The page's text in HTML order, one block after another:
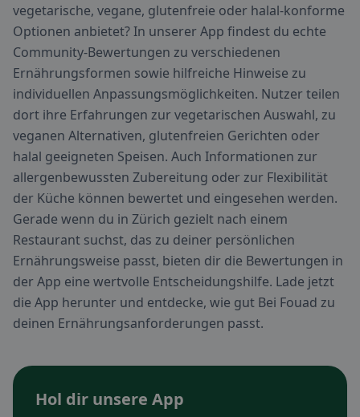
vegetarische, vegane, glutenfreie oder halal-konforme
Optionen anbietet? In unserer App findest du echte
Community-Bewertungen zu verschiedenen
Ernährungsformen sowie hilfreiche Hinweise zu
individuellen Anpassungsmöglichkeiten. Nutzer teilen
dort ihre Erfahrungen zur vegetarischen Auswahl, zu
veganen Alternativen, glutenfreien Gerichten oder
halal geeigneten Speisen. Auch Informationen zur
allergenbewussten Zubereitung oder zur Flexibilität
der Küche können bewertet und eingesehen werden.
Gerade wenn du in Zürich gezielt nach einem
Restaurant suchst, das zu deiner persönlichen
Ernährungsweise passt, bieten dir die Bewertungen in
der App eine wertvolle Entscheidungshilfe. Lade jetzt
die App herunter und entdecke, wie gut Bei Fouad zu
deinen Ernährungsanforderungen passt.
Hol dir unsere App